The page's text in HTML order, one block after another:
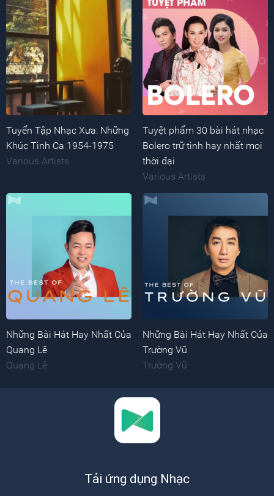
Tuyển Tập Nhạc Xưa: Những
Khúc Tình Ca 1954-1975
Various Artists
Tuyệt phẩm 30 bài hát nhạc
Bolero trữ tình hay nhất mọi
thời đại
Various Artists
Những Bài Hát Hay Nhất Của
Quang Lê
Quang Lê
Những Bài Hát Hay Nhất Của
Trường Vũ
Trường Vũ
Tải ứng dụng Nhạc